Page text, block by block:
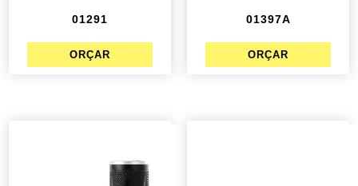
01291 01397A